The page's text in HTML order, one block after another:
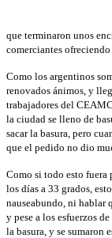
que terminaron unos
comerciantes ofreciendo
Como los argentinos
renovados ánimos, y
trabajadores del
la ciudad se lleno de
sacar la basura, pero
que el pedido no dio
Como si todo esto fuera
los días a 33 grados,
nauseabundo, ni hablar
y pese a los esfuerzos
la basura, y se sumaron